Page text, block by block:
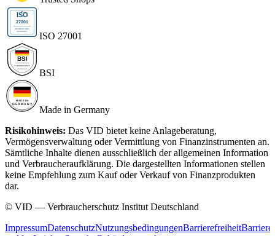
ISO 27001
BSI
Made in Germany
Risikohinweis: Das VID bietet keine Anlageberatung,
Vermögensverwaltung oder Vermittlung von Finanzinstrumenten an.
Sämtliche Inhalte dienen ausschließlich der allgemeinen Information
und Verbraucheraufklärung. Die dargestellten Informationen stellen
keine Empfehlung zum Kauf oder Verkauf von Finanzprodukten
dar.
© VID — Verbraucherschutz Institut Deutschland
ImpressumDatenschutzNutzungsbedingungenBarrierefreiheitBarriere